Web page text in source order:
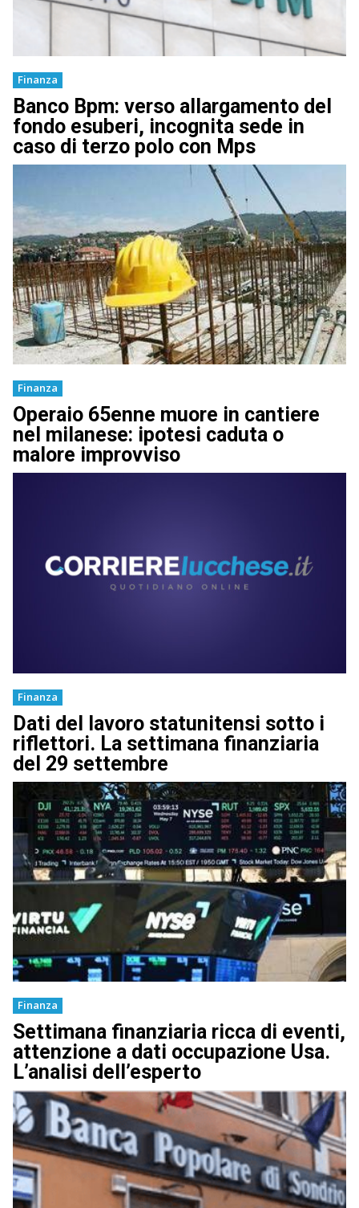
Finanza
Banco Bpm: verso allargamento del
fondo esuberi, incognita sede in
caso di terzo polo con Mps
Finanza
Operaio 65enne muore in cantiere
nel milanese: ipotesi caduta o
malore improvviso
Finanza
Dati del lavoro statunitensi sotto i
riflettori. La settimana finanziaria
del 29 settembre
Finanza
Settimana finanziaria ricca di eventi,
attenzione a dati occupazione Usa.
L’analisi dell’esperto